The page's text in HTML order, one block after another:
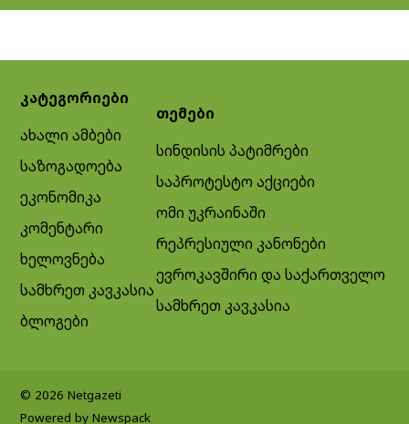
კატეგორიები
ახალი ამბები
საზოგადოება
ეკონომიკა
კომენტარი
ხელოვნება
სამხრეთ კავკასია
ბლოგები
თემები
სინდისის პატიმრები
საპროტესტო აქციები
ომი უკრაინაში
რეპრესიული კანონები
ევროკავშირი და საქართველო
სამხრეთ კავკასია
© 2026 Netgazeti
Powered by Newspack